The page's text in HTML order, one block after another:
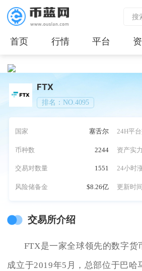
首页 行情 平台
FTX
排名：NO.4095
国家 塞舌尔 24H平
币种数 2244 资产实力
交易对数量 1551 24小时
风险储备金 $8.26亿 更新时间
交易所介绍
FTX是一家全球领先的数字货
成立于2019年5月，总部位于巴哈